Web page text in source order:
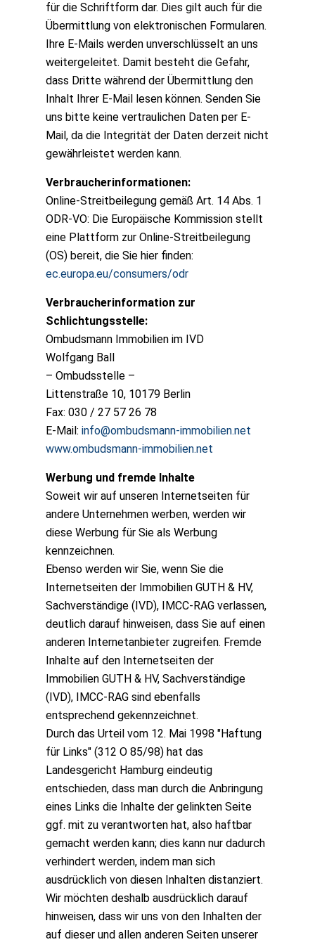
für die Schriftform dar. Dies gilt auch für die
Übermittlung von elektronischen Formularen.
Ihre E-Mails werden unverschlüsselt an uns
weitergeleitet. Damit besteht die Gefahr,
dass Dritte während der Übermittlung den
Inhalt Ihrer E-Mail lesen können. Senden Sie
uns bitte keine vertraulichen Daten per E-
Mail, da die Integrität der Daten derzeit nicht
gewährleistet werden kann.
Verbraucherinformationen:
Online-Streitbeilegung gemäß Art. 14 Abs. 1
ODR-VO: Die Europäische Kommission stellt
eine Plattform zur Online-Streitbeilegung
(OS) bereit, die Sie hier finden:
ec.europa.eu/consumers/odr
Verbraucherinformation zur
Schlichtungsstelle:
Ombudsmann Immobilien im IVD
Wolfgang Ball
– Ombudsstelle –
Littenstraße 10, 10179 Berlin
Fax: 030 / 27 57 26 78
E-Mail: info@ombudsmann-immobilien.net
www.ombudsmann-immobilien.net
Werbung und fremde Inhalte
Soweit wir auf unseren Internetseiten für
andere Unternehmen werben, werden wir
diese Werbung für Sie als Werbung
kennzeichnen.
Ebenso werden wir Sie, wenn Sie die
Internetseiten der Immobilien GUTH & HV,
Sachverständige (IVD), IMCC-RAG verlassen,
deutlich darauf hinweisen, dass Sie auf einen
anderen Internetanbieter zugreifen. Fremde
Inhalte auf den Internetseiten der
Immobilien GUTH & HV, Sachverständige
(IVD), IMCC-RAG sind ebenfalls
entsprechend gekennzeichnet.
Durch das Urteil vom 12. Mai 1998 "Haftung
für Links" (312 O 85/98) hat das
Landesgericht Hamburg eindeutig
entschieden, dass man durch die Anbringung
eines Links die Inhalte der gelinkten Seite
ggf. mit zu verantworten hat, also haftbar
gemacht werden kann; dies kann nur dadurch
verhindert werden, indem man sich
ausdrücklich von diesen Inhalten distanziert.
Wir möchten deshalb ausdrücklich darauf
hinweisen, dass wir uns von den Inhalten der
auf dieser und allen anderen Seiten unserer